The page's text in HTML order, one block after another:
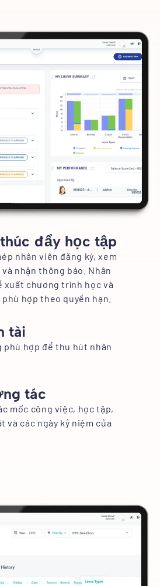
đẩy học tập
nhân viên đăng ký, xem
nhận thông báo. Nhân
xuất chương trình học và
hợp theo quyền hạn.
tài
hợp để thu hút nhân
tác
mốc công việc, học tập,
và các ngày kỷ niệm của